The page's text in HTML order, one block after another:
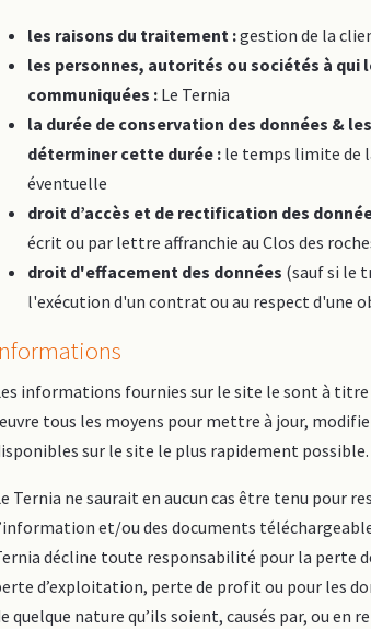
les raisons du traitement :gestion de la
les personnes, autorités ou sociétés à qui
communiquées : Le Ternia
la durée de conservation des données &
déterminer cette durée : le temps limite de
éventuelle
droit d’accès et de rectification des
écrit ou par lettre affranchie au Clos des
droit d'effacement des données (sauf si le
l'exécution d'un contrat ou au respect d'une
informations fournies sur le site le sont à
tous les moyens pour mettre à jour,
sur le site le plus rapidement possible.
Ternia ne saurait en aucun cas être tenu pour
et/ou des documents
décline toute responsabilité pour la perte
d’exploitation, perte de profit ou pour les
quelque nature qu’ils soient, causés par, ou en